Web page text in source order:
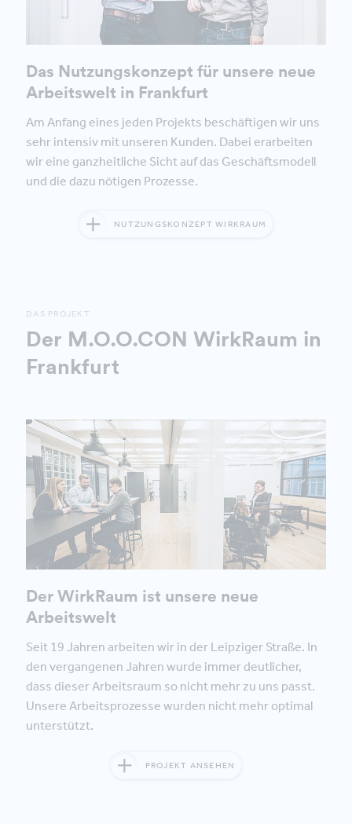
Das Nutzungskonzept für unsere neue
Arbeitswelt in Frankfurt
Am Anfang eines jeden Projekts beschäftigen wir uns
sehr intensiv mit unseren Kunden. Dabei erarbeiten
wir eine ganzheitliche Sicht auf das Geschäftsmodell
und die dazu nötigen Prozesse.
NUTZUNGSKONZEPT WIRKRAUM
DAS PROJEKT
Der M.O.O.CON WirkRaum in
Frankfurt
Der WirkRaum ist unsere neue
Arbeitswelt
Seit 19 Jahren arbeiten wir in der Leipziger Straße. In
den vergangenen Jahren wurde immer deutlicher,
dass dieser Arbeitsraum so nicht mehr zu uns passt.
Unsere Arbeitsprozesse wurden nicht mehr optimal
unterstützt.
PROJEKT ANSEHEN